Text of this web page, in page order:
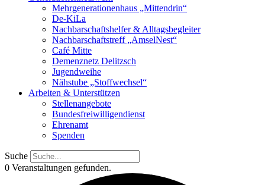
Mehrgenerationenhaus „Mittendrin“
De-KiLa
Nachbarschaftshelfer & Alltagsbegleiter
Nachbarschaftstreff „AmselNest“
Café Mitte
Demenznetz Delitzsch
Jugendweihe
Nähstube „Stoffwechsel“
Arbeiten & Unterstützen
Stellenangebote
Bundesfreiwilligendienst
Ehrenamt
Spenden
Suche
0 Veranstaltungen gefunden.